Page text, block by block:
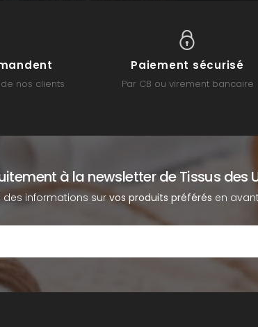
nos clients
Paiement sécurisé
Par CB ou virement bancaire
à la newsletter de Tissus des
des informations survos produits préférés en